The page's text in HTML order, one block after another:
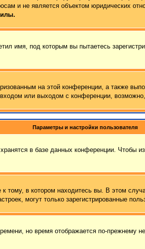
и не является объектом юридических
имя, под которым вы пытаетесь
на этой конференции, а также
или выходом с конференции,
Параметры и настройки пользователя
в базе данных конференции. Чтобы
в котором находитесь вы. В этом
могут только зарегистрированные
но время отображается по-прежнему